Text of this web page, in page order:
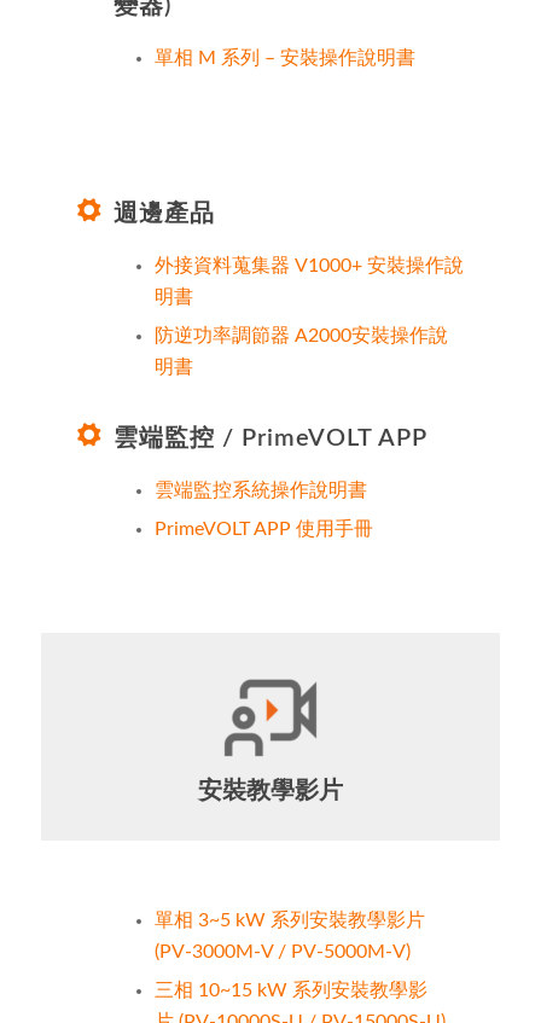
變器)
單相 M 系列 – 安裝操作說明書
週邊產品
外接資料蒐集器 V1000+ 安裝操作說
明書
防逆功率調節器 A2000安裝操作說
明書
雲端監控 / PrimeVOLT APP
雲端監控系統操作說明書
PrimeVOLT APP 使用手冊
安裝教學影片
單相 3~5 kW 系列安裝教學影片
(PV-3000M-V / PV-5000M-V)
三相 10~15 kW 系列安裝教學影